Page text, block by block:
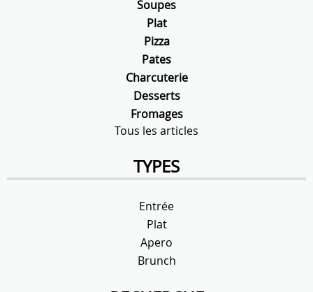
Soupes
Plat
Pizza
Pates
Charcuterie
Desserts
Fromages
Tous les articles
TYPES
Entrée
Plat
Apero
Brunch